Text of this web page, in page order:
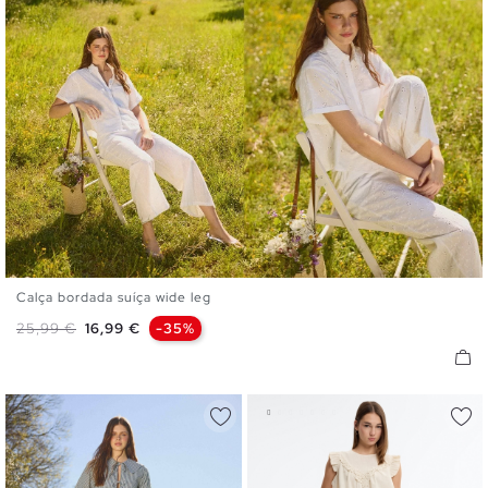
S
Calça bordada suíça wide leg
Preço normal
25,99 € Preço
16,99 € -35%